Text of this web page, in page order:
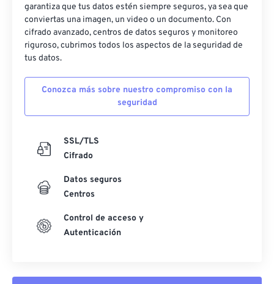
garantiza que tus datos estén siempre seguros, ya sea que
conviertas una imagen, un video o un documento. Con
cifrado avanzado, centros de datos seguros y monitoreo
riguroso, cubrimos todos los aspectos de la seguridad de
tus datos.
Conozca más sobre nuestro compromiso con la
seguridad
SSL/TLS
Cifrado
Datos seguros
Centros
Control de acceso y
Autenticación